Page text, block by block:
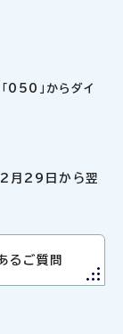
」からダイ
月29日から翌
るご質問